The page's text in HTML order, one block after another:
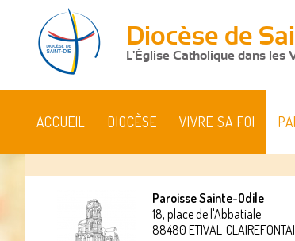
Diocèse de
L'Église Catholique dans les
ACCUEIL DIOCÈSE VIVRE SA FOI
Vous
Paroisse Sainte-Odile
18, place de l'Abbatiale
88480 ETIVAL-